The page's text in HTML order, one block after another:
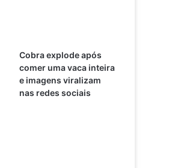
Cobra explode após
comer uma vaca inteira
e imagens viralizam
nas redes sociais